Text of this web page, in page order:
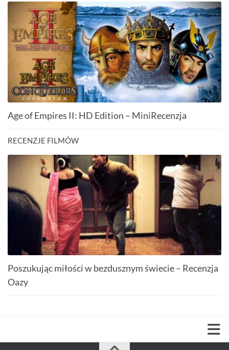
Age of Empires II: HD Edition – MiniRecenzja
RECENZJE FILMÓW
Poszukując miłości w bezdusznym świecie – Recenzja
Oazy